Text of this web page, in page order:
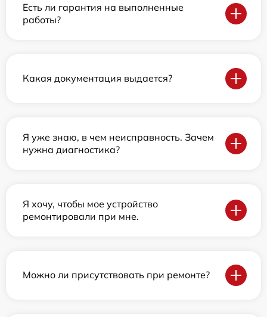
Есть ли гарантия на выполненные
работы?
Какая документация выдается?
Я уже знаю, в чем неисправность. Зачем
нужна диагностика?
Я хочу, чтобы мое устройство
ремонтировали при мне.
Можно ли присутствовать при ремонте?